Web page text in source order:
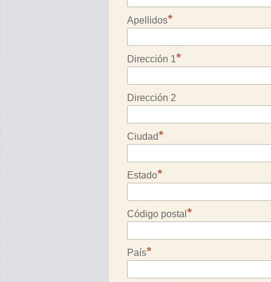
Apellidos*
Dirección 1*
Dirección 2
Ciudad*
Estado*
Código postal *
País*